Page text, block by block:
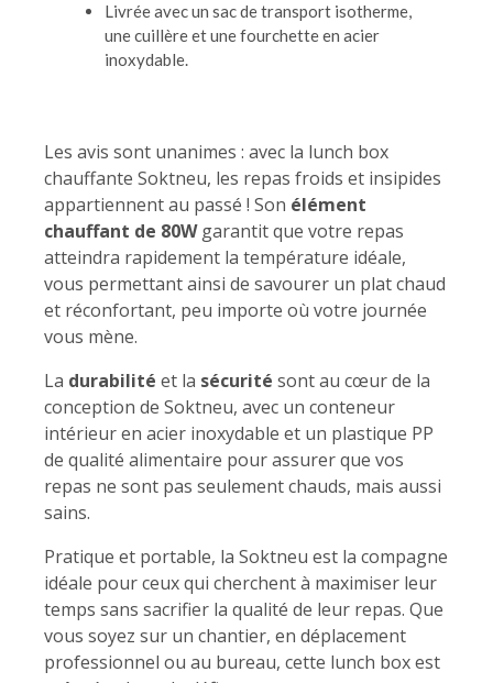
Livrée avec un sac de transport isotherme,
une cuillère et une fourchette en acier
inoxydable.
Les avis sont unanimes : avec la lunch box
chauffante Soktneu, les repas froids et insipides
appartiennent au passé ! Son élément
chauffant de 80Wgarantit que votre repas
atteindra rapidement la température idéale,
vous permettant ainsi de savourer un plat chaud
et réconfortant, peu importe où votre journée
vous mène.
La durabilité et la sécurité sont au cœur de la
conception de Soktneu, avec un conteneur
intérieur en acier inoxydable et un plastique PP
de qualité alimentaire pour assurer que vos
repas ne sont pas seulement chauds, mais aussi
sains.
Pratique et portable, la Soktneu est la compagne
idéale pour ceux qui cherchent à maximiser leur
temps sans sacrifier la qualité de leur repas. Que
vous soyez sur un chantier, en déplacement
professionnel ou au bureau, cette lunch box est